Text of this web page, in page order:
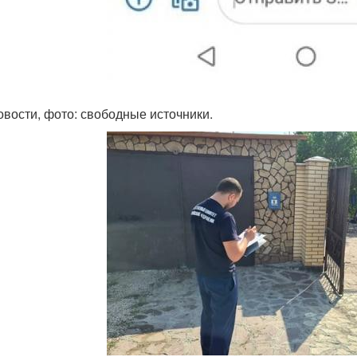
фото: свободные источники.